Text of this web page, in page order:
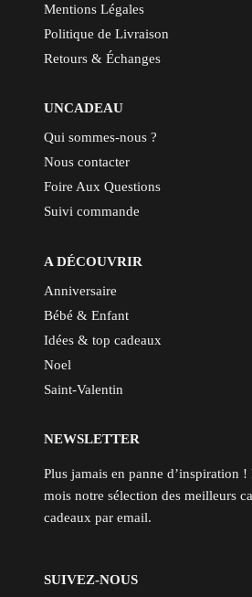
Mentions Légales
Politique de Livraison
Retours & Échanges
UNCADEAU
Qui sommes-nous ?
Nous contacter
Foire Aux Questions
Suivi commande
A DÉCOUVRIR
Anniversaire
Bébé & Enfant
Idées & top cadeaux
Noel
Saint-Valentin
NEWSLETTER
Plus jamais en panne d’inspiration !
mois notre sélection des meilleurs
cadeaux par email.
SUIVEZ-NOUS